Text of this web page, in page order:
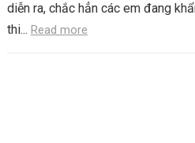
diễn ra, chắc hẳn các em đang
thi... Read more